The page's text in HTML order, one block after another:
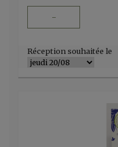
-
Réception souhaitée le